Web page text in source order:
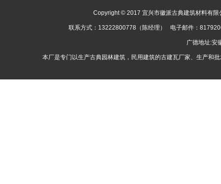
Copyright © 2017 宜兴市徽派古典建筑材料有
联系方式：13222800778（陈经理） 电子邮件：
广德地址:
本厂是专门以生产古典园林建筑，民用建筑的古建瓦厂家、生产和